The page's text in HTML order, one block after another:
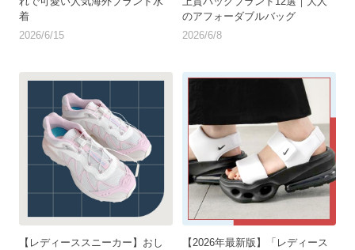
着
2026/6/15
のアフォーダブルバッグ
2026/6/8
【レディーススニーカー】おし
【2026年最新版】「レディース